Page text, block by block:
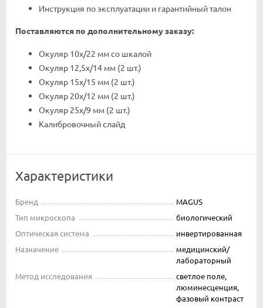
Инструкция по эксплуатации и гарантийный талон
Поставляются по дополнительному заказу:
Окуляр 10х/22 мм со шкалой
Окуляр 12,5x/14 мм (2 шт.)
Окуляр 15х/15 мм (2 шт.)
Окуляр 20х/12 мм (2 шт.)
Окуляр 25х/9 мм (2 шт.)
Калибровочный слайд
Характеристики
Бренд
MAGUS
Тип микроскопа
биологический
Оптическая система
инвертированная
Назначение
медицинский/
лабораторный
Метод исследования
светлое поле,
люминесценция,
фазовый контраст